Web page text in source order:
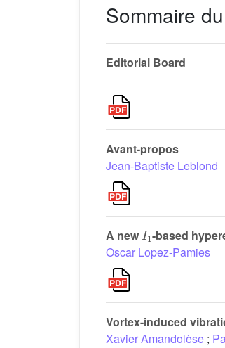
Sommaire du
Editorial Board
Avant-propos
Jean-Baptiste Leblond
A new
-based
Oscar Lopez-Pamies
Vortex-induced
Xavier Amandolèse ;